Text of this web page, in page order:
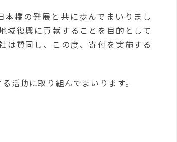
橋の発展と共に歩んでまいりまし
域復興に貢献することを目的として
は賛同し、この度、寄付を実施する
活動に取り組んでまいります。